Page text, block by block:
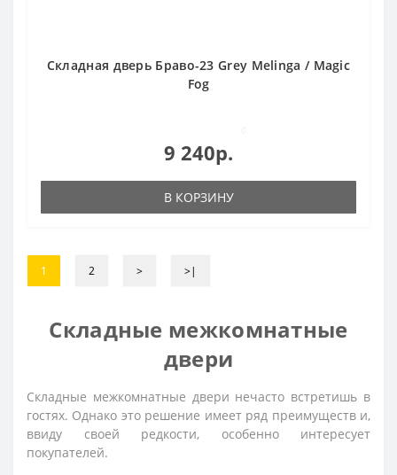
Складная дверь Браво-23 Grey Melinga / Magic
Fog
9 240р.
В КОРЗИНУ
1 2 > >|
Складные межкомнатные
двери
Складные межкомнатные двери нечасто встретишь в
гостях. Однако это решение имеет ряд преимуществ и,
ввиду своей редкости, особенно интересует
покупателей.